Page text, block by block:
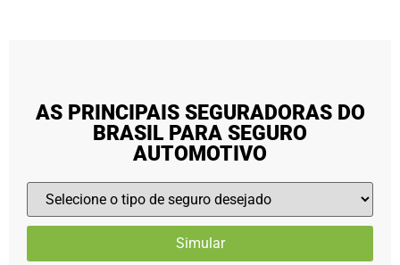
AS PRINCIPAIS SEGURADORAS DO
BRASIL PARA SEGURO
AUTOMOTIVO